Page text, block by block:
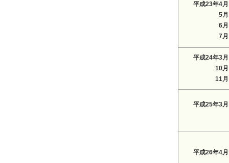
平成23年4月
5月
6月
7月
平成24年3月
10月
11月
平成25年3月
平成26年4月